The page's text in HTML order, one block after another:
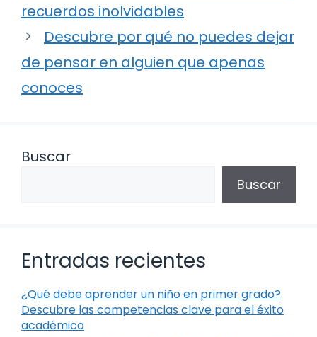
recuerdos inolvidables
Descubre por qué no puedes dejar
de pensar en alguien que apenas
conoces
Buscar
Buscar
Entradas recientes
¿Qué debe aprender un niño en primer grado?
Descubre las competencias clave para el éxito
académico